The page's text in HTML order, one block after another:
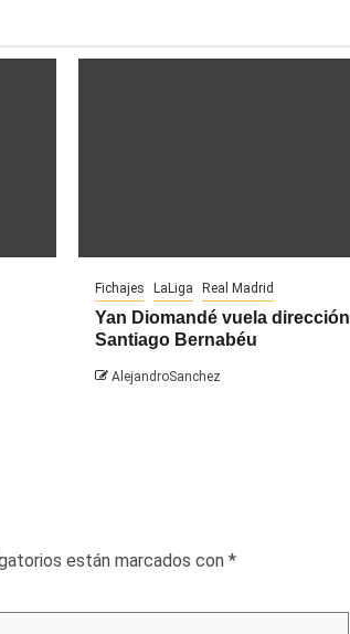
Fichajes LaLiga Real Madrid
Yan Diomandé vuela dirección
Santiago Bernabéu
AlejandroSanchez
están marcados con *